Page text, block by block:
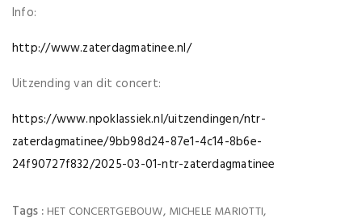
Info:
http://www.zaterdagmatinee.nl/
Uitzending van dit concert:
https://www.npoklassiek.nl/uitzendingen/ntr-
zaterdagmatinee/9bb98d24-87e1-4c14-8b6e-
24f90727f832/2025-03-01-ntr-zaterdagmatinee
Tags : HET CONCERTGEBOUW, MICHELE MARIOTTI,